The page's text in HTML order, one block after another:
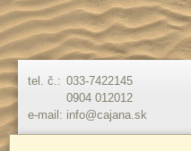
tel. č.: 033-7422145
0904 012012
e-mail: info@cajana.sk